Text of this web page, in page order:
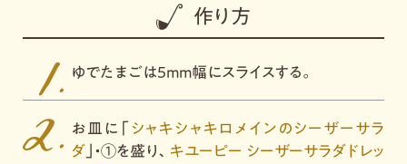
作り方
ゆでたまごは5mm幅にスライスする。
お皿に「
シャキシャキロメインのシーザーサラ
ダ 」・①を盛り、 キユーピー シーザーサラダドレッ